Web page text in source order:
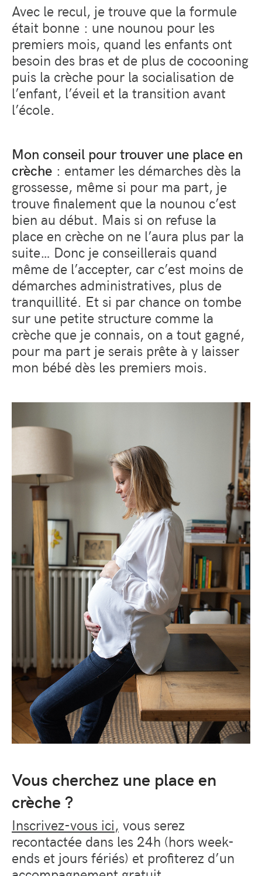
Avec le recul, je trouve que la formule
était bonne : une nounou pour les
premiers mois, quand les enfants ont
besoin des bras et de plus de cocooning
puis la crèche pour la socialisation de
l’enfant, l’éveil et la transition avant
l’école.
Mon conseil pour trouver une place en
crèche : entamer les démarches dès la
grossesse, même si pour ma part, je
trouve finalement que la nounou c’est
bien au début. Mais si on refuse la
place en crèche on ne l’aura plus par la
suite… Donc je conseillerais quand
même de l’accepter, car c’est moins de
démarches administratives, plus de
tranquillité. Et si par chance on tombe
sur une petite structure comme la
crèche que je connais, on a tout gagné,
pour ma part je serais prête à y laisser
mon bébé dès les premiers mois.
Vous cherchez une place en
crèche ?
Inscrivez-vous ici, vous serez
recontactée dans les 24h (hors week-
ends et jours fériés) et profiterez d’un